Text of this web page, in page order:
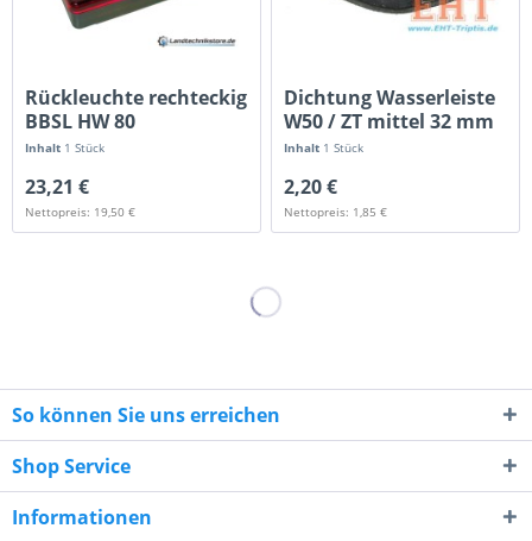
Rückleuchte rechteckig
BBSL HW 80
Inhalt 1 Stück
23,21 €
Nettopreis: 19,50 €
Dichtung Wasserleiste
W50 / ZT mittel 32 mm
Inhalt 1 Stück
2,20 €
Nettopreis: 1,85 €
So können Sie uns erreichen
Shop Service
Informationen